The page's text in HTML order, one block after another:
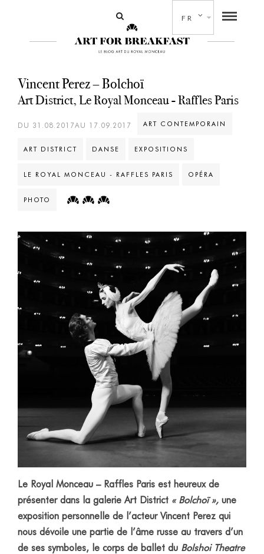
FR
Vincent Perez – Bolchoï
Art District, Le Royal Monceau - Raffles Paris
DU 31.08.2017AU 17.09.2017 ART CONTEMPORAIN
ART DISTRICT DANSE EXPOSITIONS
LE ROYAL MONCEAU - RAFFLES PARIS OPÉRA
PHOTO
Le Royal Monceau – Raffles Paris est heureux de
présenter dans la galerie Art District « Bolchoï », une
exposition personnelle de l’acteur Vincent Perez qui
nous dévoile une partie de l’âme russe au travers d’un
de ses symboles, le corps de ballet du Bolshoi Theatre